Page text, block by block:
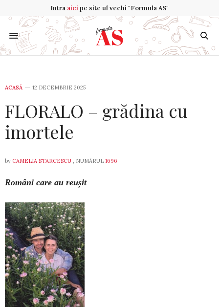
Intra aicipe site ul vechi "Formula AS"
ACASĂ 12 DECEMBRIE 2025
FLORALO – grădina cu
imortele
by CAMELIA STARCESCU , NUMĂRUL 1696
Români care au reușit